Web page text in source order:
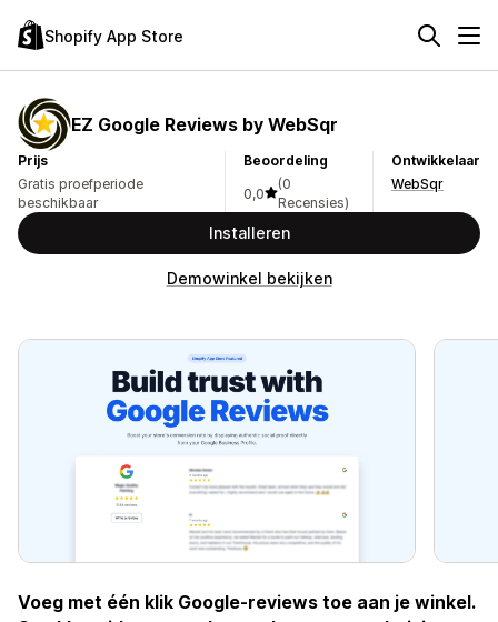
Shopify App Store
EZ Google Reviews by WebSqr
Prijs
Gratis proefperiode
beschikbaar
Beoordeling
0,0
(0
Recensies)
Ontwikkelaar
WebSqr
Installeren
Demowinkel bekijken
Voeg met één klik Google-reviews toe aan je winkel.